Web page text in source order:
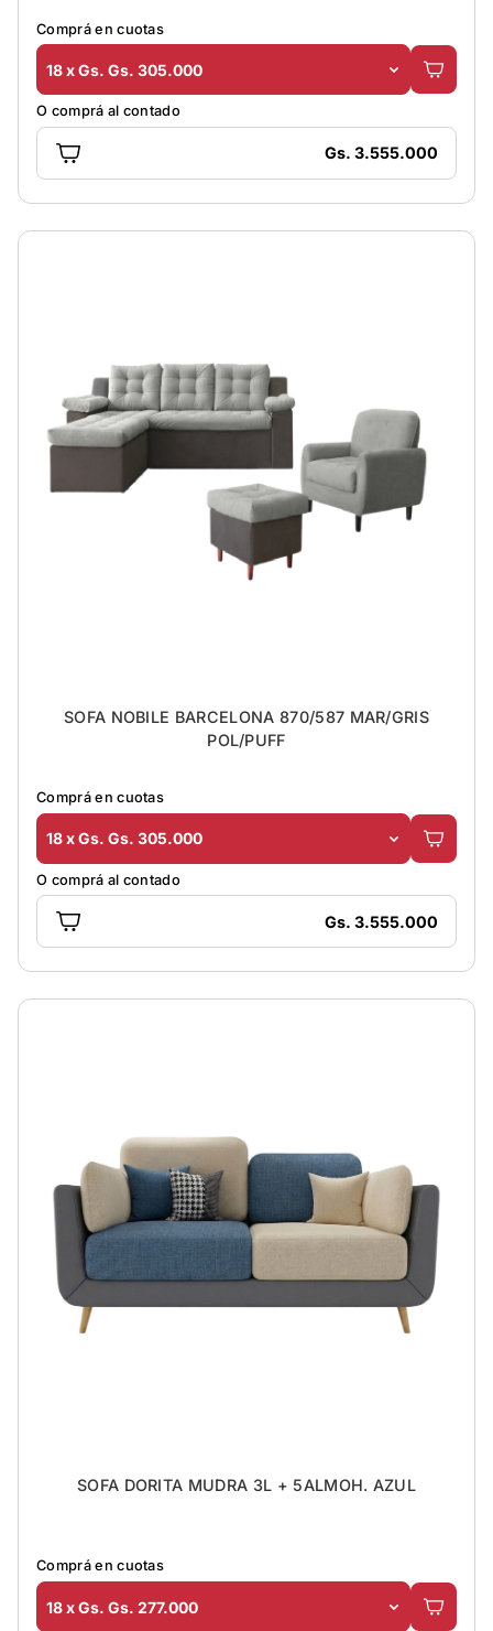
Comprá en cuotas
18 x Gs. Gs. 305.000
O comprá al contado
Gs. 3.555.000
SOFA NOBILE BARCELONA 870/587 MAR/GRIS
POL/PUFF
Comprá en cuotas
18 x Gs. Gs. 305.000
O comprá al contado
Gs. 3.555.000
SOFA DORITA MUDRA 3L + 5ALMOH. AZUL
Comprá en cuotas
18 x Gs. Gs. 277.000